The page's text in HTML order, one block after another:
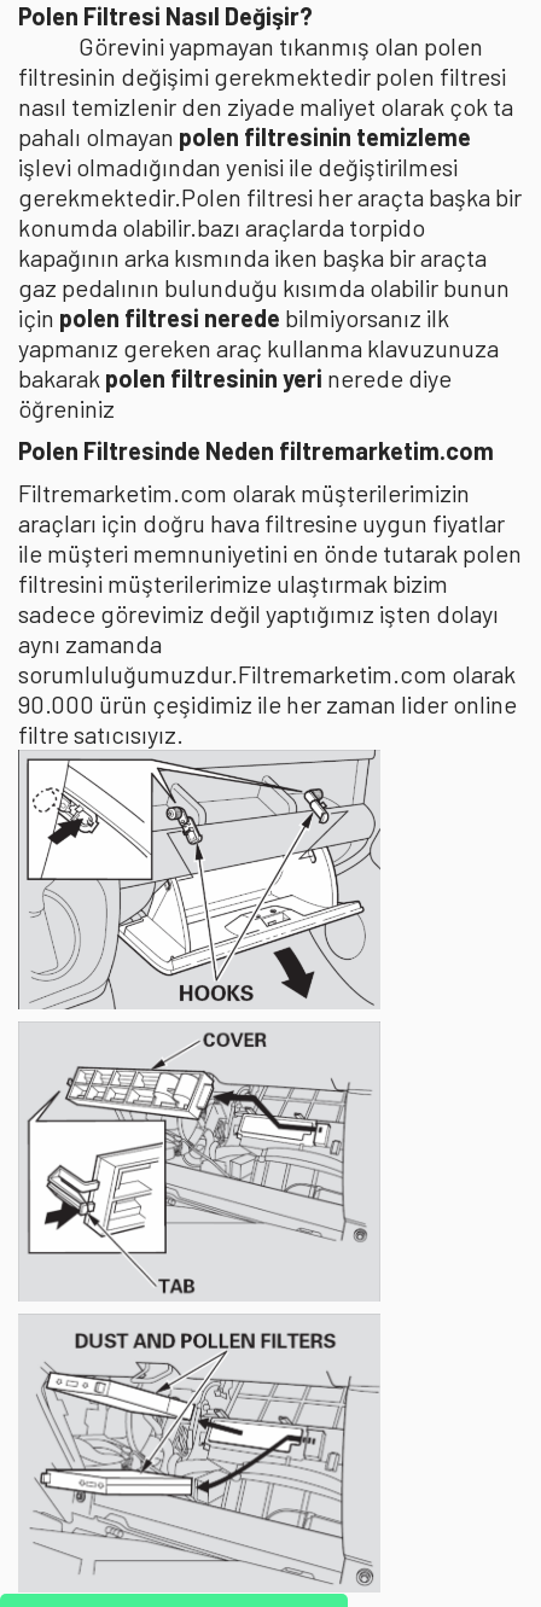
Polen Filtresi Nasıl Değişir?
Görevini yapmayan tıkanmış olan polen
filtresinin değişimi gerekmektedir polen filtresi
nasıl temizlenir den ziyade maliyet olarak çok ta
pahalı olmayan polen filtresinin temizleme
işlevi olmadığından yenisi ile değiştirilmesi
gerekmektedir.Polen filtresi her araçta başka bir
konumda olabilir.bazı araçlarda torpido
kapağının arka kısmında iken başka bir araçta
gaz pedalının bulunduğu kısımda olabilir bunun
için polen filtresi nerede bilmiyorsanız ilk
yapmanız gereken araç kullanma klavuzunuza
bakarak polen filtresinin yeri nerede diye
öğreniniz
Polen Filtresinde Neden filtremarketim.com
Filtremarketim.com olarak müşterilerimizin
araçları için doğru hava filtresine uygun fiyatlar
ile müşteri memnuniyetini en önde tutarak polen
filtresini müşterilerimize ulaştırmak bizim
sadece görevimiz değil yaptığımız işten dolayı
aynı zamanda
sorumluluğumuzdur.Filtremarketim.com olarak
90.000 ürün çeşidimiz ile her zaman lider online
filtre satıcısıyız.